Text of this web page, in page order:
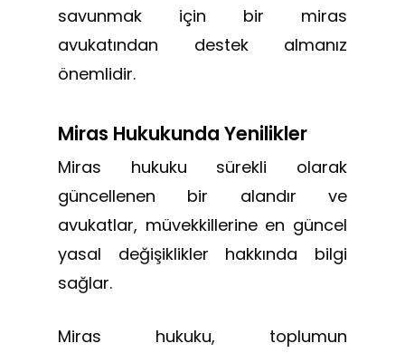
savunmak için bir miras
avukatından destek almanız
önemlidir.
Miras Hukukunda Yenilikler
Miras hukuku sürekli olarak
güncellenen bir alandır ve
avukatlar, müvekkillerine en güncel
yasal değişiklikler hakkında bilgi
sağlar.
Miras hukuku, toplumun